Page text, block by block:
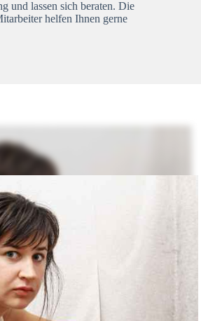
und lassen sich beraten. Die
helfen Ihnen gerne